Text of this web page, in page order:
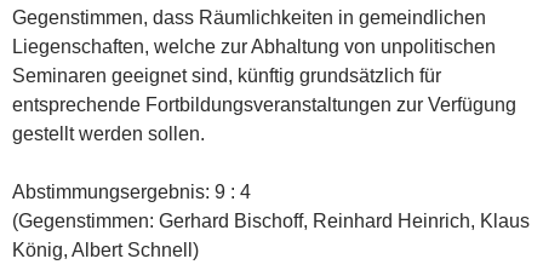
Gegenstimmen, dass Räumlichkeiten in gemeindlichen
Liegenschaften, welche zur Abhaltung von unpolitischen
Seminaren geeignet sind, künftig grundsätzlich für
entsprechende Fortbildungsveranstaltungen zur Verfügung
gestellt werden sollen.
Abstimmungsergebnis: 9 : 4
(Gegenstimmen: Gerhard Bischoff, Reinhard Heinrich, Klaus
König, Albert Schnell)